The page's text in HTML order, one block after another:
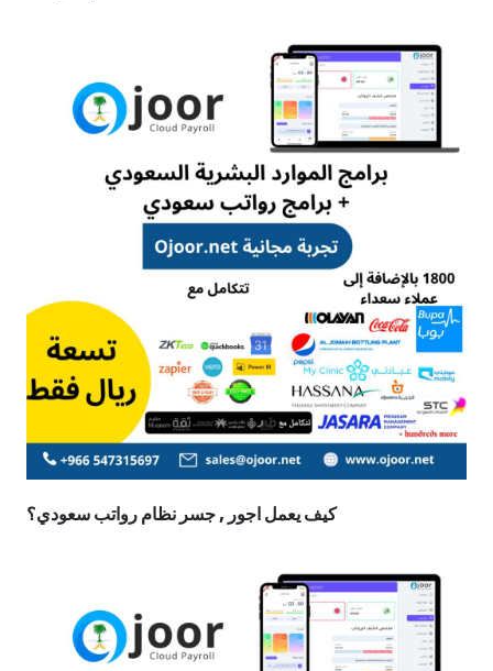
كيف يعمل اجور , جسر نظام رواتب سعودي؟